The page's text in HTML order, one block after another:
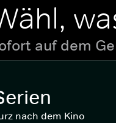
auf dem
nach dem Kino